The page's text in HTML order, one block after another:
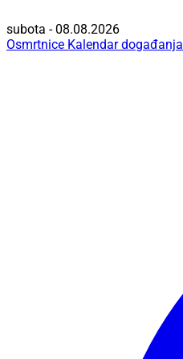
subota - 08.08.2026
Osmrtnice Kalendar događanja